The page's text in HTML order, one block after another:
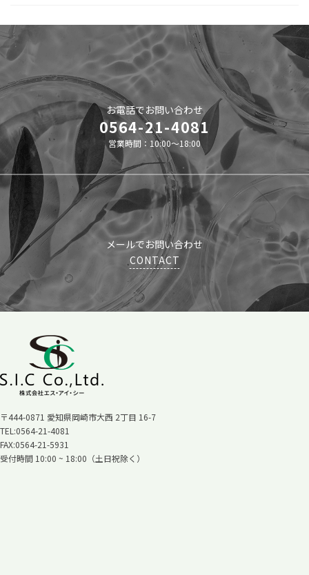
お電話でお問い合わせ
0564-21-4081
営業時間：10:00～18:00
メールでお問い合わせ
CONTACT
〒444-0871 愛知県岡崎市大西 2丁目 16-7
TEL:0564-21-4081
FAX:0564-21-5931
受付時間 10:00 ~ 18:00（土日祝除く）